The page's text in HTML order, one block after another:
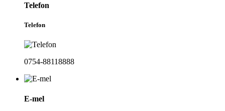
Telefon
Telefon
0754-88118888
E-mel